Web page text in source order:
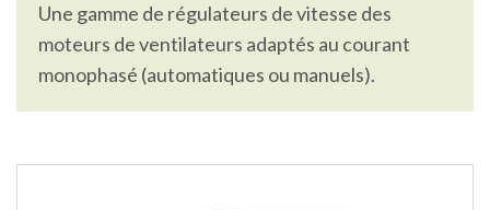
Une gamme de régulateurs de vitesse des
moteurs de ventilateurs adaptés au courant
monophasé (automatiques ou manuels).